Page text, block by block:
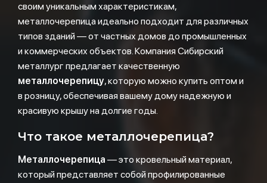
своим уникальным характеристикам,
металлочерепица идеально подходит для различных
типов зданий — от частных домов до промышленных
и коммерческих объектов. Компания Сибирский
металлург предлагает качественную
металлочерепицу, которую можно купить оптом и
в розницу, обеспечивая вашему дому надежную и
красивую крышу на долгие годы.
Что такое металлочерепица?
Металлочерепица — это кровельный материал,
который представляет собой профилированные